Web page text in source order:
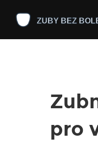
pro